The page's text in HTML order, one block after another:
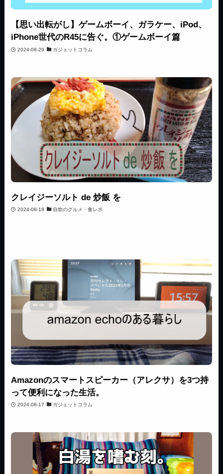
【思い出転がし】ゲームボーイ、ガラケー、iPod、
iPhone世代のR45に告ぐ。①ゲームボーイ篇
2024-08-29 ガジェットコラム
クレイジーソルト de 炒飯 を
2024-08-18 自炊のグルメ・食レポ
Amazonのスマートスピーカー（アレクサ）を3つ持
って便利になった生活。
2024-08-17 ガジェットコラム